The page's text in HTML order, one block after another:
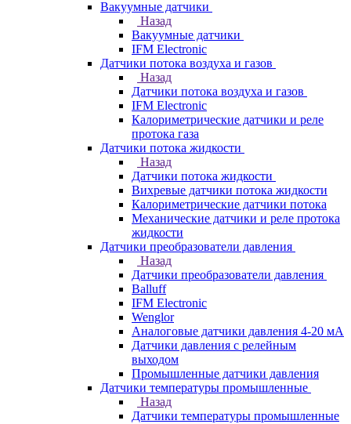
Вакуумные датчики
Назад
Вакуумные датчики
IFM Electronic
Датчики потока воздуха и газов
Назад
Датчики потока воздуха и газов
IFM Electronic
Калориметрические датчики и реле
протока газа
Датчики потока жидкости
Назад
Датчики потока жидкости
Вихревые датчики потока жидкости
Калориметрические датчики потока
Механические датчики и реле протока
жидкости
Датчики преобразователи давления
Назад
Датчики преобразователи давления
Balluff
IFM Electronic
Wenglor
Аналоговые датчики давления 4-20 мА
Датчики давления с релейным
выходом
Промышленные датчики давления
Датчики температуры промышленные
Назад
Датчики температуры промышленные